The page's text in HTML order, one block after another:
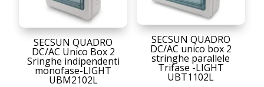
SECSUN QUADRO
DC/AC Unico Box 2
Sringhe indipendenti
monofase-LIGHT
UBM2102L
SECSUN QUADRO
DC/AC unico box 2
stringhe parallele
Trifase -LIGHT
UBT1102L